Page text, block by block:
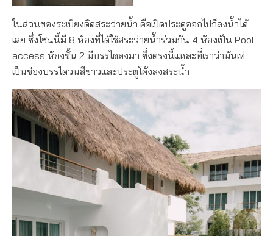
ในส่วนของระเบียงติดสระว่ายน้ำ คือเปิดประตูออกไปก็ลงน้ำได้
เลย ซึ่งโซนนี้มี 8 ห้องที่ได้ใช้สระว่ายน้ำร่วมกัน 4 ห้องเป็น Pool
access ห้องชั้น 2 มีบรรไดลงมา ซึ่งตรงนี้แหละที่เราว่ามันเท่
เป็นช่องบรรไดวนสีขาวและประตูโค้งลงสระน้ำ